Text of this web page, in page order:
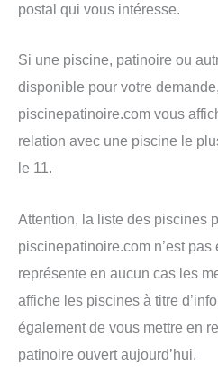
postal qui vous intéresse.
Si une piscine, patinoire ou
disponible pour votre
piscinepatinoire.com vous
relation avec une piscine le
le 11.
Attention, la liste des piscines
piscinepatinoire.com n’est pas
représente en aucun cas les
affiche les piscines à titre
également de vous mettre en
patinoire ouvert aujourd’hui.